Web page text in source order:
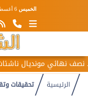
الخميس 6 أغسطس 2026
ناشئات كرة اليد
الرئيسية تحقيقات